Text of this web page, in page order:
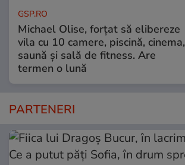
GSP.RO
Michael Olise, forțat să elibereze
vila cu 10 camere, piscină, cinema,
saună și sală de fitness. Are
termen o lună
PARTENERI